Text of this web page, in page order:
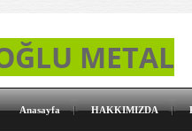
METAL
Anasayfa HAKKIMIZDA